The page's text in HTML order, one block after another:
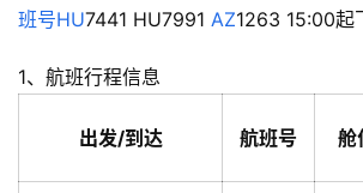
班号HU7441 HU7991 AZ1263 15:00起
1、航班行程信息
出发/到达 航班号 舱